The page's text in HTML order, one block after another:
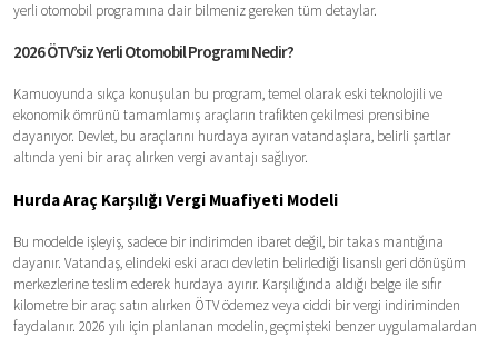
yerli otomobil programına dair bilmeniz gereken tüm detaylar.
2026 ÖTV’siz Yerli Otomobil Programı Nedir?
Kamuoyunda sıkça konuşulan bu program, temel olarak eski teknolojili ve
ekonomik ömrünü tamamlamış araçların trafikten çekilmesi prensibine
dayanıyor. Devlet, bu araçlarını hurdaya ayıran vatandaşlara, belirli şartlar
altında yeni bir araç alırken vergi avantajı sağlıyor.
Hurda Araç Karşılığı Vergi Muafiyeti Modeli
Bu modelde işleyiş, sadece bir indirimden ibaret değil, bir takas mantığına
dayanır. Vatandaş, elindeki eski aracı devletin belirlediği lisanslı geri dönüşüm
merkezlerine teslim ederek hurdaya ayırır. Karşılığında aldığı belge ile sıfır
kilometre bir araç satın alırken ÖTV ödemez veya ciddi bir vergi indiriminden
faydalanır. 2026 yılı için planlanan modelin, geçmişteki benzer uygulamalardan